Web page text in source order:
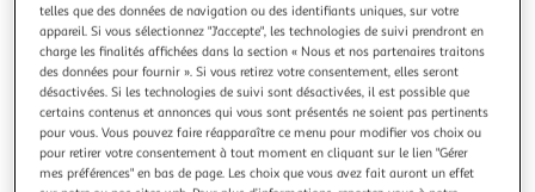
Illustration
précédente
Illustration
suivante
DOUCEUR D'INTÉRIEUR
Drap housse percaline 180x200cm nude
telles que des données de navigation ou des identifiants uniques, sur votre
appareil. Si vous sélectionnez "J'accepte", les technologies de suivi prendront en
charge les finalités affichées dans la section « Nous et nos partenaires traitons
des données pour fournir ». Si vous retirez votre consentement, elles seront
désactivées. Si les technologies de suivi sont désactivées, il est possible que
certains contenus et annonces qui vous sont présentés ne soient pas pertinents
pour vous. Vous pouvez faire réapparaître ce menu pour modifier vos choix ou
pour retirer votre consentement à tout moment en cliquant sur le lien "Gérer
mes préférences" en bas de page. Les choix que vous avez fait auront un effet